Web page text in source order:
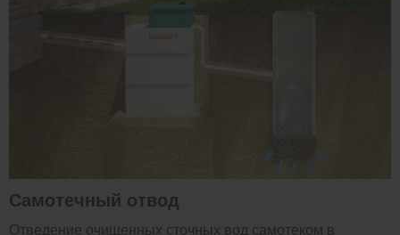
Самотечный отвод
Отведение очищенных сточных вод самотеком в